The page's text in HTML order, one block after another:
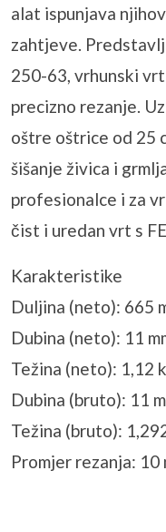
alat ispunjava
zahtjeve.
250-63, vrhunski
precizno rezanje.
oštre oštrice od 25
šišanje živica i
profesionalce i za
čist i uredan vrt s
Karakteristike
Duljina (neto): 665
Dubina (neto): 11
Težina (neto): 1,12
Dubina (bruto): 11
Težina (bruto):
Promjer rezanja: 10